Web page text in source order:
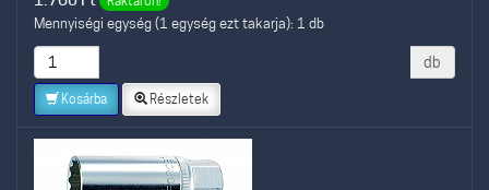
Mennyiségi egység (1 egység ezt takarja): 1 db
db
Kosárba Részletek